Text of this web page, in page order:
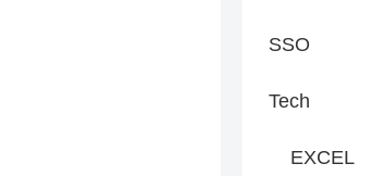
SSO
Tech
EXCEL